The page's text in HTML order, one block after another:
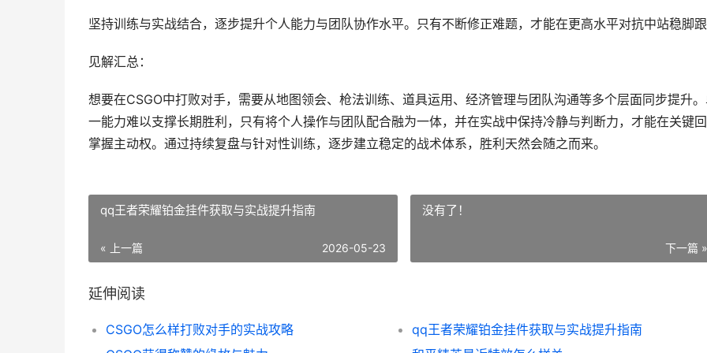
坚持训练与实战结合，逐步提升个人能力与团队协作水平。只有不断修正难题，才能在更高水平对抗中站稳脚跟
见解汇总：
想要在CSGO中打败对手，需要从地图领会、枪法训练、道具运用、经济管理与团队沟通等多个层面同步提升
一能力难以支撑长期胜利，只有将个人操作与团队配合融为一体，并在实战中保持冷静与判断力，才能在关键
掌握主动权。通过持续复盘与针对性训练，逐步建立稳定的战术体系，胜利天然会随之而来。
qq王者荣耀铂金挂件获取与实战提升指南
« 上一篇 2026-05-23
没有了！
下一篇 »
延伸阅读
CSGO怎么样打败对手的实战攻略
qq王者荣耀铂金挂件获取与实战提升指南